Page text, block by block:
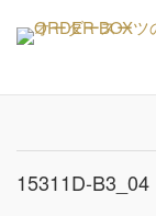
15311D-B3_04